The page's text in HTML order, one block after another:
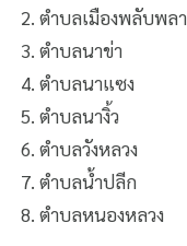
ตำบลเมืองพลับพลา
ตำบลนาข่า
ตำบลนาแซง
ตำบลนางิ้ว
ตำบลวังหลวง
ตำบลน้ำปลีก
ตำบลหนองหลวง